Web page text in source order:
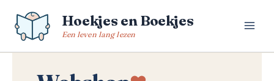
naar
Hoekjes en Boekjes
Een leven lang lezen